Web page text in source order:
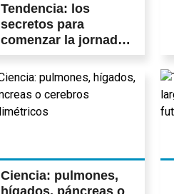
Tendencia: los
secretos para
comenzar la jornada
laboral con el pie
derecho
Ciencia: pulmones,
hígados, páncreas o